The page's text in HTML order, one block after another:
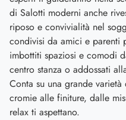
di Salotti moderni anche
riposo e convivialità nel
condivisi da amici e parenti
imbottiti spaziosi e comodi
centro stanza o addossati
Conta su una grande
cromie alle finiture, dalle
relax ti aspettano.